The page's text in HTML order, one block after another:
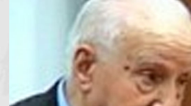
Vincenzo Saba
Presidente dal 1993 al
LEGGI TUTTO